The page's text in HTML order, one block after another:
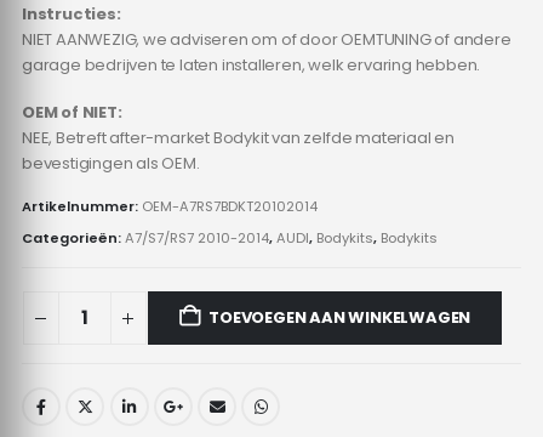
Instructies:
NIET AANWEZIG, we adviseren om of door OEMTUNING of andere
garage bedrijven te laten installeren, welk ervaring hebben.
OEM of NIET:
NEE, Betreft after-market Bodykit van zelfde materiaal en
bevestigingen als OEM.
Artikelnummer: OEM-A7RS7BDKT20102014
Categorieën:A7/S7/RS7 2010-2014,AUDI, Bodykits, Bodykits
TOEVOEGEN AAN WINKELWAGEN